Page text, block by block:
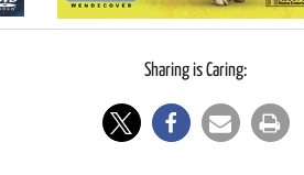
Sharing is Caring: